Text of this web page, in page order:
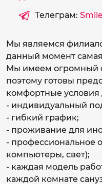
Телеграм:
Мы являемся
данный момент самая
Мы имеем огромный
поэтому готовы
комфортные условия
- индивидуальный
- гибкий график;
- проживание для
- профессиональное
компьютеры, свет);
- каждая модель
каждой комнате